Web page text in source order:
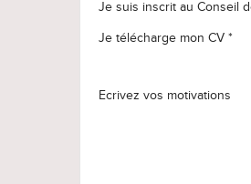
Je suis inscrit au Conseil
Je télécharge mon CV *
Ecrivez vos motivations